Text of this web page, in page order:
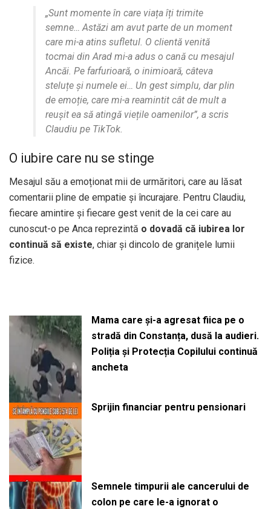
„Sunt momente în care viața îți trimite
semne… Astăzi am avut parte de un moment
care mi-a atins sufletul. O clientă venită
tocmai din Arad mi-a adus o cană cu mesajul
Ancăi. Pe farfurioară, o inimioară, câteva
steluțe și numele ei… Un gest simplu, dar plin
de emoție, care mi-a reamintit cât de mult a
reușit ea să atingă viețile oamenilor”, a scris
Claudiu pe TikTok.
O iubire care nu se stinge
Mesajul său a emoționat mii de urmăritori, care au lăsat
comentarii pline de empatie și încurajare. Pentru Claudiu,
fiecare amintire și fiecare gest venit de la cei care au
cunoscut-o pe Anca reprezintă o dovadă că iubirea lor
continuă să existe, chiar și dincolo de granițele lumii
fizice.
Mama care și-a agresat fiica pe o
stradă din Constanța, dusă la audieri.
Poliția și Protecția Copilului continuă
ancheta
Sprijin financiar pentru pensionari
Semnele timpurii ale cancerului de
colon pe care le-a ignorat o